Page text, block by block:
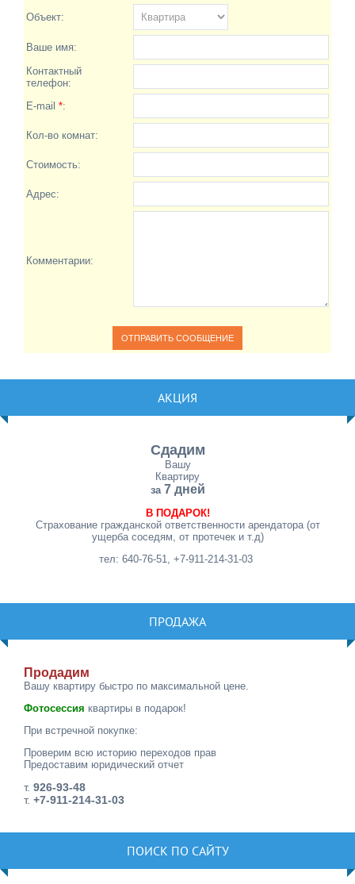
Объект:
Ваше имя:
Контактный
телефон:
E-mail *:
Кол-во комнат:
Стоимость:
Адрес:
Комментарии:
АКЦИЯ
Сдадим
Вашу
Квартиру
за 7 дней
В ПОДАРОК!
Страхование гражданской ответственности арендатора (от
ущерба соседям, от протечек и т.д)
тел: 640-76-51, +7-911-214-31-03
ПРОДАЖА
Продадим
Вашу квартиру быстро по максимальной цене.
Фотосессия квартиры в подарок!
При встречной покупке:
Проверим всю историю переходов прав
Предоставим юридический отчет
т. 926-93-48
т. +7-911-214-31-03
ПОИСК ПО САЙТУ